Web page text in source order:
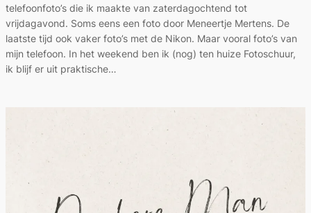
telefoonfoto’s die ik maakte van zaterdagochtend tot
vrijdagavond. Soms eens een foto door Meneertje Mertens. De
laatste tijd ook vaker foto’s met de Nikon. Maar vooral foto’s van
mijn telefoon. In het weekend ben ik (nog) ten huize Fotoschuur,
ik blijf er uit praktische…